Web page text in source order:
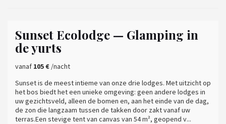
Sunset Ecolodge — Glamping in
de yurts
vanaf 105 € /nacht
Sunset is de meest intieme van onze drie lodges. Met uitzicht op
het bos biedt het een unieke omgeving: geen andere lodges in
uw gezichtsveld, alleen de bomen en, aan het einde van de dag,
de zon die langzaam tussen de takken door zakt vanaf uw
terras.Een stevige tent van canvas van 54 m², geopend v...